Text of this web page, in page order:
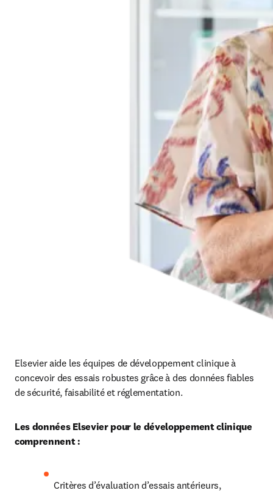
Elsevier aide les équipes de développement clinique à
concevoir des essais robustes grâce à des données fiables
de sécurité, faisabilité et réglementation.
Les données Elsevier pour le développement clinique
comprennent :
Critères d’évaluation d’essais antérieurs,